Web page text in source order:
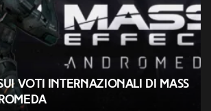
voti Internazionali di Mass